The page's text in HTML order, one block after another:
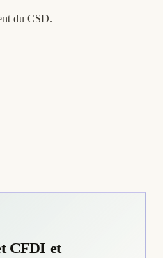
du CSD.
CFDI et